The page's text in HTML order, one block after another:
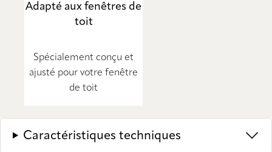
Adapté aux fenêtres de
toit
Spécialement conçu et
ajusté pour votre fenêtre
de toit
Caractéristiques techniques